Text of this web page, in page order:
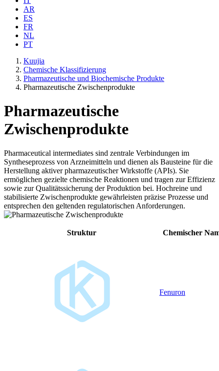
AR
ES
FR
NL
PT
Kuujia
Chemische Klassifizierung
Pharmazeutische und Biochemische Produkte
Pharmazeutische Zwischenprodukte
Pharmazeutische
Zwischenprodukte
Pharmaceutical intermediates sind zentrale Verbindungen im
Syntheseprozess von Arzneimitteln und dienen als Bausteine für die
Herstellung aktiver pharmazeutischer Wirkstoffe (APIs). Sie
ermöglichen gezielte chemische Reaktionen und tragen zur Effizienz
sowie zur Qualitätssicherung der Produktion bei. Hochreine und
stabilisierte Zwischenprodukte gewährleisten präzise Prozesse und
entsprechen den geltenden regulatorischen Anforderungen.
Struktur Chemischer
Fenuron